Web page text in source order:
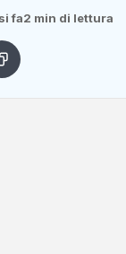
fa2 min di lettura